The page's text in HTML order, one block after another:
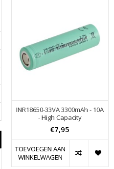
INR18650-33VA 3300mAh - 10A
- High Capacity
€7,95
TOEVOEGEN AAN
WINKELWAGEN